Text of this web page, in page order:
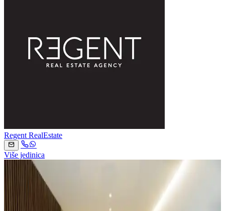
Regent RealEstate
Više jedinica